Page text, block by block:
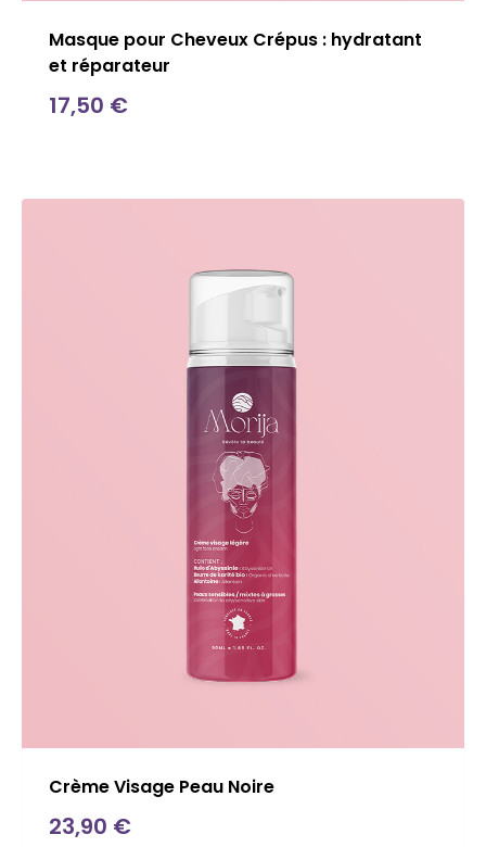
Masque pour Cheveux Crépus : hydratant
et réparateur
17,50 €
Crème Visage Peau Noire
23,90 €